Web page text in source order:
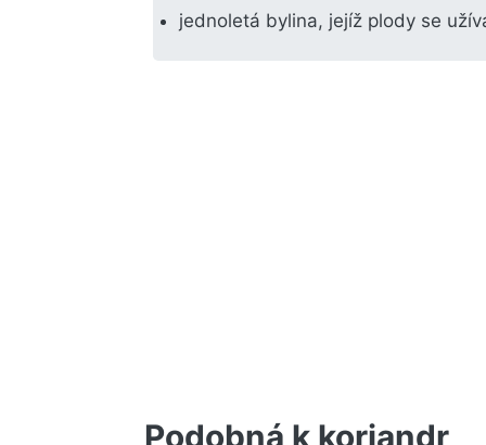
jednoletá bylina, jejíž plody se
Podobná k koriandr